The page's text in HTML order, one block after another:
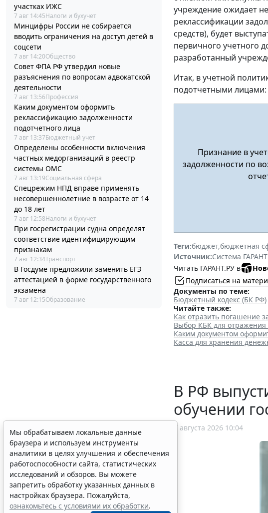
участках ИЖС
7 авг 14:45Налоги и бухучет
Минцифры России не собирается
вводить ограничения на доступ детей в
соцсети
7 авг 14:20Общество
Совет ФПА РФ утвердил новые
разъяснения по вопросам адвокатской
деятельности
7 авг 13:56Профессия
Каким документом оформить
реклассификацию задолженности
подотчетного лица
7 авг 13:37Бюджетный учет
Определены особенности включения
частных медорганизаций в реестр
системы ОМС
7 авг 13:19Социальная сфера
Спецрежим НПД вправе применять
несовершеннолетние в возрасте от 14
до 18 лет
7 авг 12:58Налоги и бухучет
При госрегистрации судна определят
соответствие идентифицирующим
признакам
7 авг 12:34Транспорт
В Госдуме предложили заменить ЕГЭ
аттестацией в форме государственного
экзамена
7 авг 12:15Образование
учреждение ожидает
реклассификации
средств), будет
первичного учетного
разработанный
Итак, в учетной
подотчетными лицами:
Признание в
задолженности по
Теги:бюджет,бюджетная
Источник:Система ГАРАНТ
Читать ГАРАНТ.РУ в
Подписаться на
Документы по теме:
Бюджетный кодекс (БК РФ)
Читайте также:
Как отразить погашение
Выбор КБК для
Каким документом
Касса для хранения
В РФ
обучении
7 августа 2026 10:04
Мы обрабатываем локальные данные
браузера и используем инструменты
аналитики в целях улучшения и обеспечения
работоспособности сайта, статистических
исследований и обзоров. Вы можете
запретить обработку указанных данных в
настройках браузера. Пожалуйста,
ознакомьтесь с условиями их обработки.